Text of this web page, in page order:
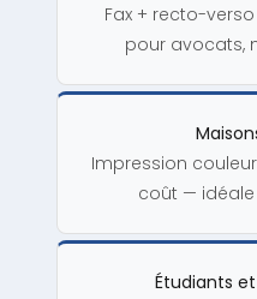
Fax + recto-
pour avocats,
Impression
coût —
Étudiants